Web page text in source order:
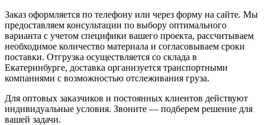
Заказ оформляется по телефону или через форму на сайте. Мы
предоставляем консультации по выбору оптимального
варианта с учетом специфики вашего проекта, рассчитываем
необходимое количество материала и согласовываем сроки
поставки. Отгрузка осуществляется со склада в
Екатеринбурге, доставка организуется транспортными
компаниями с возможностью отслеживания груза.
Для оптовых заказчиков и постоянных клиентов действуют
индивидуальные условия. Звоните — подберем решение для
вашей задачи.